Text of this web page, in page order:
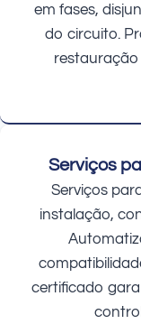
em fases,
do circuito.
restauração
Serviços
Serviços
instalação,
certificado